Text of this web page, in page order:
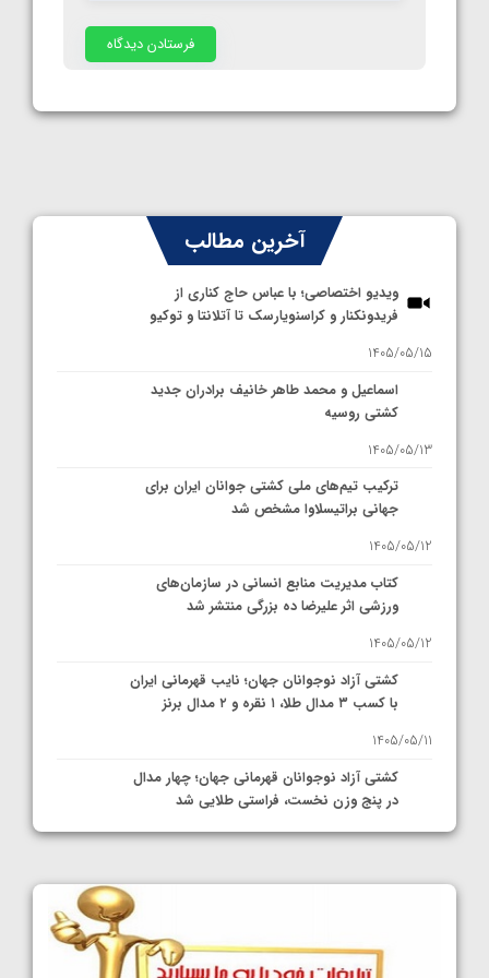
آخرین مطالب
ویدیو اختصاصی؛ با عباس حاج کناری از
فریدونکنار و کراسنویارسک تا آتلانتا و توکیو
1405/05/15
اسماعیل و محمد طاهر خانیف برادران جدید
کشتی روسیه
1405/05/13
ترکیب تیم‌های ملی کشتی جوانان ایران برای
جهانی براتیسلاوا مشخص شد
1405/05/12
کتاب مدیریت منابع انسانی در سازمان‌های
ورزشی اثر علیرضا ده بزرگی منتشر شد
1405/05/12
کشتی آزاد نوجوانان جهان؛ نایب قهرمانی ایران
با کسب ۳ مدال طلا، ۱ نقره و ۲ مدال برنز
1405/05/11
کشتی آزاد نوجوانان قهرمانی جهان؛ چهار مدال
در پنج وزن نخست، فراستی طلایی شد
1405/05/11
کشتی آزاد نوجوانان جهان؛ رقبای نمایندگان